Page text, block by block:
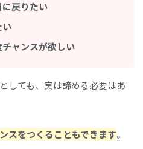
戻りたい
い
ャンスが欲しい
しても、実は諦める必要はあ
スをつくることもできます。